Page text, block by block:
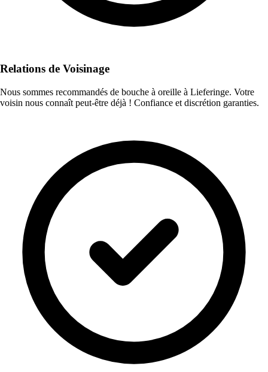
Relations de Voisinage
Nous sommes recommandés de bouche à oreille à Lieferinge. Votre
voisin nous connaît peut-être déjà ! Confiance et discrétion garanties.